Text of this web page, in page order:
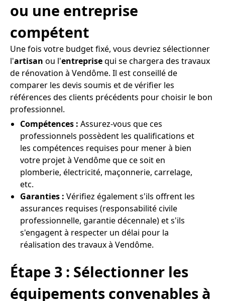
ou une entreprise
compétent
Une fois votre budget fixé, vous devriez sélectionner
l'artisan ou l'entreprisequi se chargera des travaux
de rénovation à Vendôme. Il est conseillé de
comparer les devis soumis et de vérifier les
références des clients précédents pour choisir le bon
professionnel.
Compétences : Assurez-vous que ces
professionnels possèdent les qualifications et
les compétences requises pour mener à bien
votre projet à Vendôme que ce soit en
plomberie, électricité, maçonnerie, carrelage,
etc.
Garanties : Vérifiez également s'ils offrent les
assurances requises (responsabilité civile
professionnelle, garantie décennale) et s'ils
s'engagent à respecter un délai pour la
réalisation des travaux à Vendôme.
Étape 3 : Sélectionner les
équipements convenables à